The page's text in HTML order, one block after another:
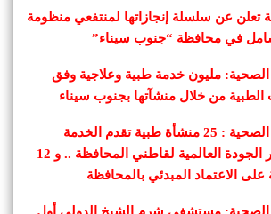
تعلن عن سلسلة إنجازاتها لمنتفعي منظومة
في محافظة “جنوب سيناء”
الصحية: مليون خدمة طبية وعلاجية وفق
الطبية من خلال منشآتها بجنوب سيناء
رئيس هيئة الرعاية الصحية : 25 منشأة طبية تقدم الخدمة
الطبية بأعلى معايير الجودة العالمية لقاطني المحافظة .. و 12
الاعتماد المبدئي بالمحافظة